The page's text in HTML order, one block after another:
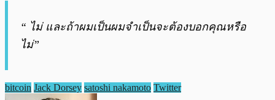
“ ไม่ และถ้าผมเป็นผมจำเป็นจะต้องบอกคุณหรือ
ไม่”
bitcoin Jack Dorsey satoshi nakamoto Twitter